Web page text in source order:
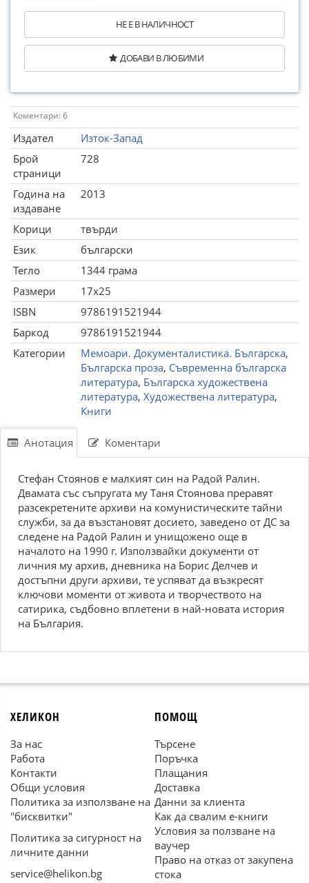
НЕ Е В НАЛИЧНОСТ
ДОБАВИ В ЛЮБИМИ
Коментари: 6
Издател
Изток-Запад
Брой
страници
728
Година на
издаване
2013
Корици
твърди
Език
български
Тегло
1344 грама
Размери
17x25
ISBN
9786191521944
Баркод
9786191521944
Категории
Мемоари. Документалистика. Българска,
Българска проза, Съвременна българска
литература, Българска художествена
литература, Художествена литература,
Книги
Анотация Коментари
Стефан Стоянов е малкият син на Радой Ралин.
Двамата със съпругата му Таня Стоянова преравят
разсекретените архиви на комунистическите тайни
служби, за да възстановят досието, заведено от ДС за
следене на Радой Ралин и унищожено още в
началото на 1990 г. Използвайки документи от
личния му архив, дневника на Борис Делчев и
достъпни други архиви, те успяват да възкресят
ключови моменти от живота и творчеството на
сатирика, съдбовно вплетени в най-новата история
на България.
ХЕЛИКОН
За нас
Работа
Контакти
Общи условия
Политика за използване на
"бисквитки"
Политика за сигурност на
личните данни
service@helikon.bg
ПОМОЩ
Търсене
Поръчка
Плащания
Доставка
Данни за клиента
Как да свалим е-книги
Условия за ползване на
ваучер
Право на отказ от закупена
стока